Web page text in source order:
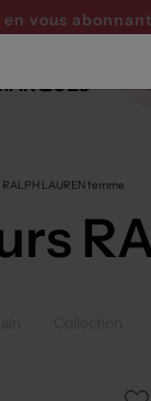
vous abonnant
LAUREN femme